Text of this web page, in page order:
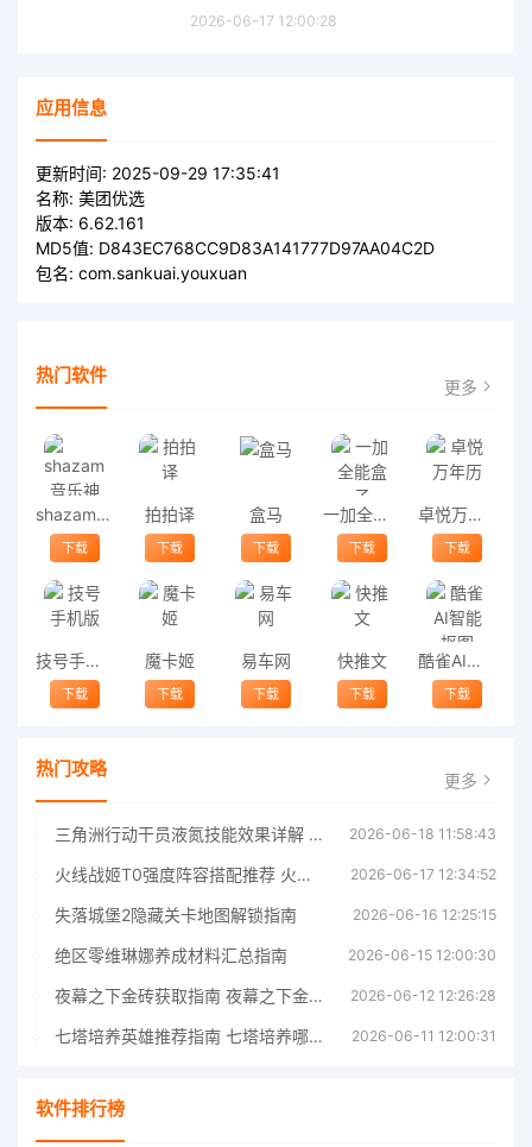
2026-06-17 12:00:28
应用信息
更新时间: 2025-09-29 17:35:41
名称: 美团优选
版本: 6.62.161
MD5值: D843EC768CC9D83A141777D97AA04C2D
包名: com.sankuai.youxuan
热门软件 更多
shazam音乐神搜安卓版
下载
拍拍译
下载
盒马
下载
一加全能盒子
下载
卓悦万年历
下载
技号手机版
下载
魔卡姬
下载
易车网
下载
快推文
下载
酷雀AI智能抠图app
下载
热门攻略 更多
三角洲行动干员液氮技能效果详解 三角洲行动干员液氮技能介绍 2026-06-18 11:58:43
火线战姬T0强度阵容搭配推荐 火线战姬T0强度阵容哪个好 2026-06-17 12:34:52
失落城堡2隐藏关卡地图解锁指南 2026-06-16 12:25:15
绝区零维琳娜养成材料汇总指南 2026-06-15 12:00:30
夜幕之下金砖获取指南 夜幕之下金砖获取方法 2026-06-12 12:26:28
七塔培养英雄推荐指南 七塔培养哪个英雄好 2026-06-11 12:00:31
软件排行榜